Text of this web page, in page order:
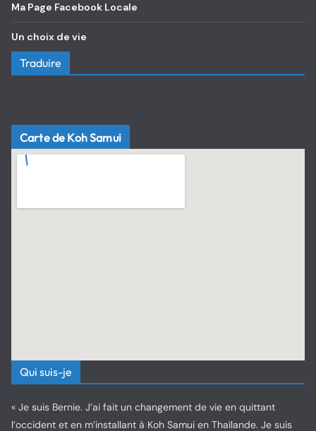
Ma Page Facebook Locale
Un choix de vie
Traduire
Carte de Koh Samui
Qui suis-je
« Je suis Bernie. J’ai fait un changement de vie en quittant
l’occident et en m’installant à Koh Samui en Thaïlande. Je suis